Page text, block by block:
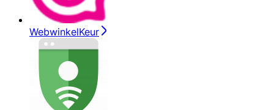
WebwinkelKeur